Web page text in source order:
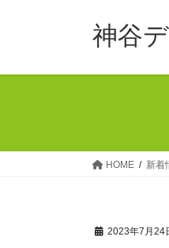
神谷
HOME 新着
2023年7月24